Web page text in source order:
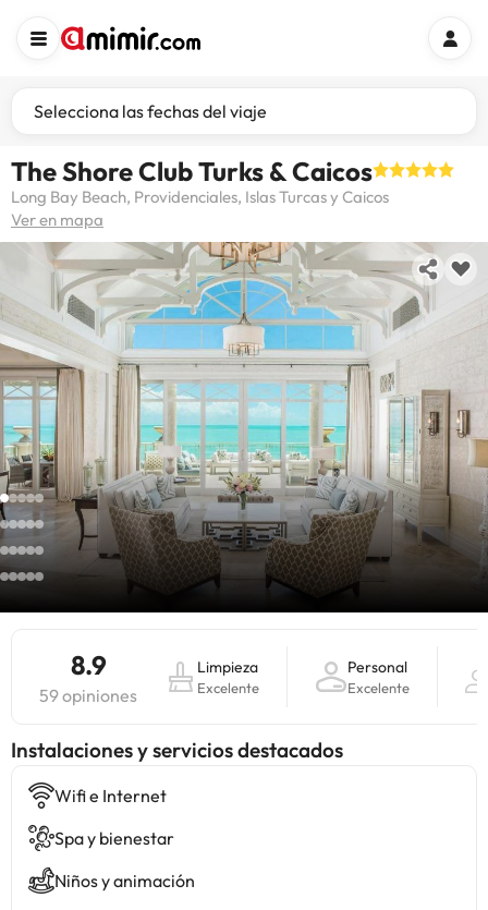
Selecciona las fechas del viaje
The Shore Club Turks & Caicos
Long Bay Beach, Providenciales, Islas Turcas y Caicos
Ver en mapa
8.9
59 opiniones
Limpieza
Excelente
Personal
Excelente
Instalaciones y servicios destacados
Wifi e Internet
Spa y bienestar
Niños y animación